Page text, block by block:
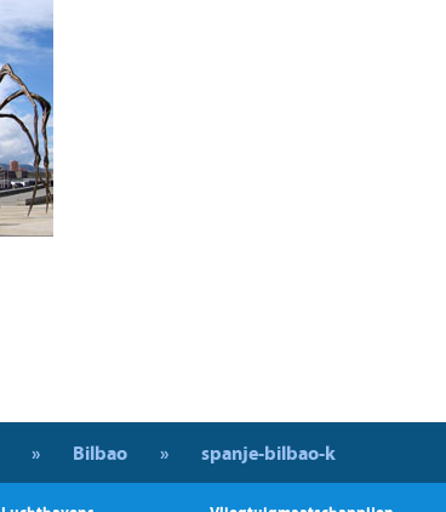
» Bilbao » spanje-bilbao-k